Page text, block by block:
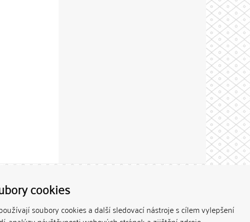
cookies
soubory cookies a další sledovací nástroje s cílem vylepšení